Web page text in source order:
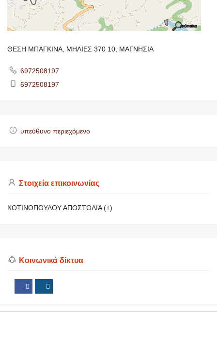
ΘΕΣΗ ΜΠΑΓΚΙΝΑ, ΜΗΛΙΕΣ 370 10, ΜΑΓΝΗΣΙΑ
6972508197
6972508197
υπεύθυνο περιεχόμενο
Στοιχεία επικοινωνίας
ΚΟΤΙΝΟΠΟΥΛΟΥ ΑΠΟΣΤΟΛΙΑ (+)
Κοινωνικά δίκτυα